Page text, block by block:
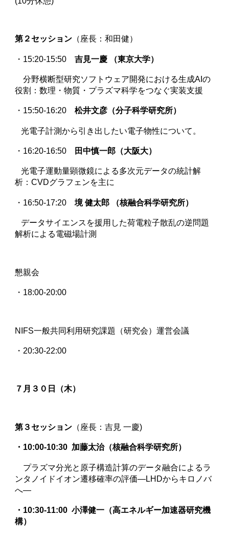
第 ２ セッション （座長：和田健）
・15:20-15:50吉見一慶 （東京大学）
分野横断型研究ソフトウェア開発における生成AIの
役割：数理・物質・プラズマ科学をつなぐ実装支援
・15:50-16:20松井文彦（分子科学研究所）
光電子計測から引き出したい電子物性について。
・16:20-16:50 田中慎一郎（大阪大）
光電子運動量顕微鏡による多次元データの統計解
析：CVDグラフェンを主に
・16:50-17:20境 健太郎 （核融合科学研究所）
データサイエンスを援用した荷電粒子散乱の逆問題
解析による電磁場計測
懇親会
・18:00-20:00
NIFS一般共同利用研究課題（研究会）運営会議
・20:30-22:00
７月３０日（木）
第 ３ セッション （座長：吉見 一慶)
・10:00-10:30 加藤太治（核融合科学研究所）
プラズマ分光と原子構造計算のデータ融合によるラ
ンタノイドイオン遷移確率の評価―LHDからキロノバ
へ―
・10:30-11:00小澤健一（高エネルギー加速器研究機
構）